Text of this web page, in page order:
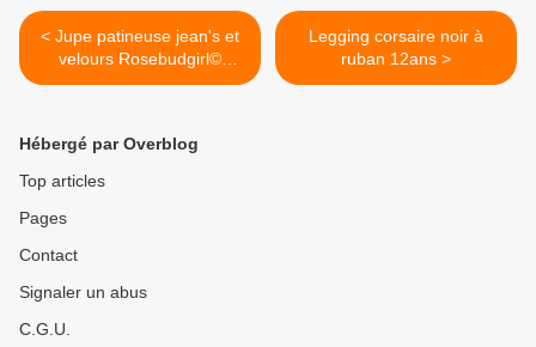
< Jupe patineuse jean's et
velours Rosebudgirl©
Gémo© 14ans
Legging corsaire noir à
ruban 12ans >
Hébergé par Overblog
Top articles
Pages
Contact
Signaler un abus
C.G.U.